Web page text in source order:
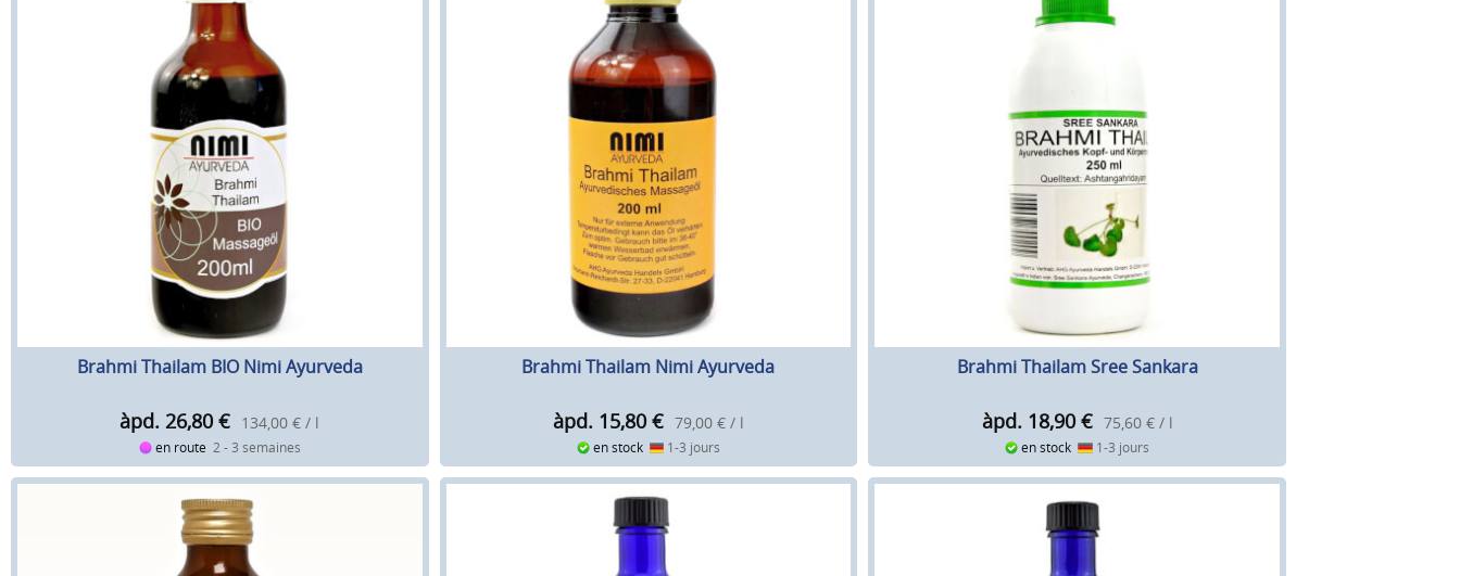
Brahmi Thailam BIO Nimi Ayurveda
àpd. 26,80 € 134,00 € / l
en route 2 - 3 semaines
Brahmi Thailam Nimi Ayurveda
àpd. 15,80 € 79,00 € / l
en stock 1-3 jours
Brahmi Thailam Sree Sankara
àpd. 18,90 € 75,60 € / l
en stock 1-3 jours